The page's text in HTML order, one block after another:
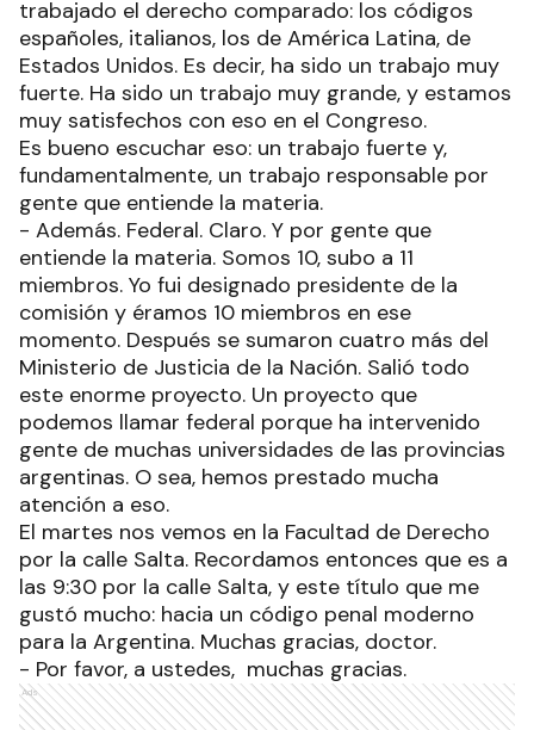
trabajado el derecho comparado: los códigos
españoles, italianos, los de América Latina, de
Estados Unidos. Es decir, ha sido un trabajo muy
fuerte. Ha sido un trabajo muy grande, y estamos
muy satisfechos con eso en el Congreso.
Es bueno escuchar eso: un trabajo fuerte y,
fundamentalmente, un trabajo responsable por
gente que entiende la materia.
- Además. Federal. Claro. Y por gente que
entiende la materia. Somos 10, subo a 11
miembros. Yo fui designado presidente de la
comisión y éramos 10 miembros en ese
momento. Después se sumaron cuatro más del
Ministerio de Justicia de la Nación. Salió todo
este enorme proyecto. Un proyecto que
podemos llamar federal porque ha intervenido
gente de muchas universidades de las provincias
argentinas. O sea, hemos prestado mucha
atención a eso.
El martes nos vemos en la Facultad de Derecho
por la calle Salta. Recordamos entonces que es a
las 9:30 por la calle Salta, y este título que me
gustó mucho: hacia un código penal moderno
para la Argentina. Muchas gracias, doctor.
- Por favor, a ustedes, muchas gracias.
Ads